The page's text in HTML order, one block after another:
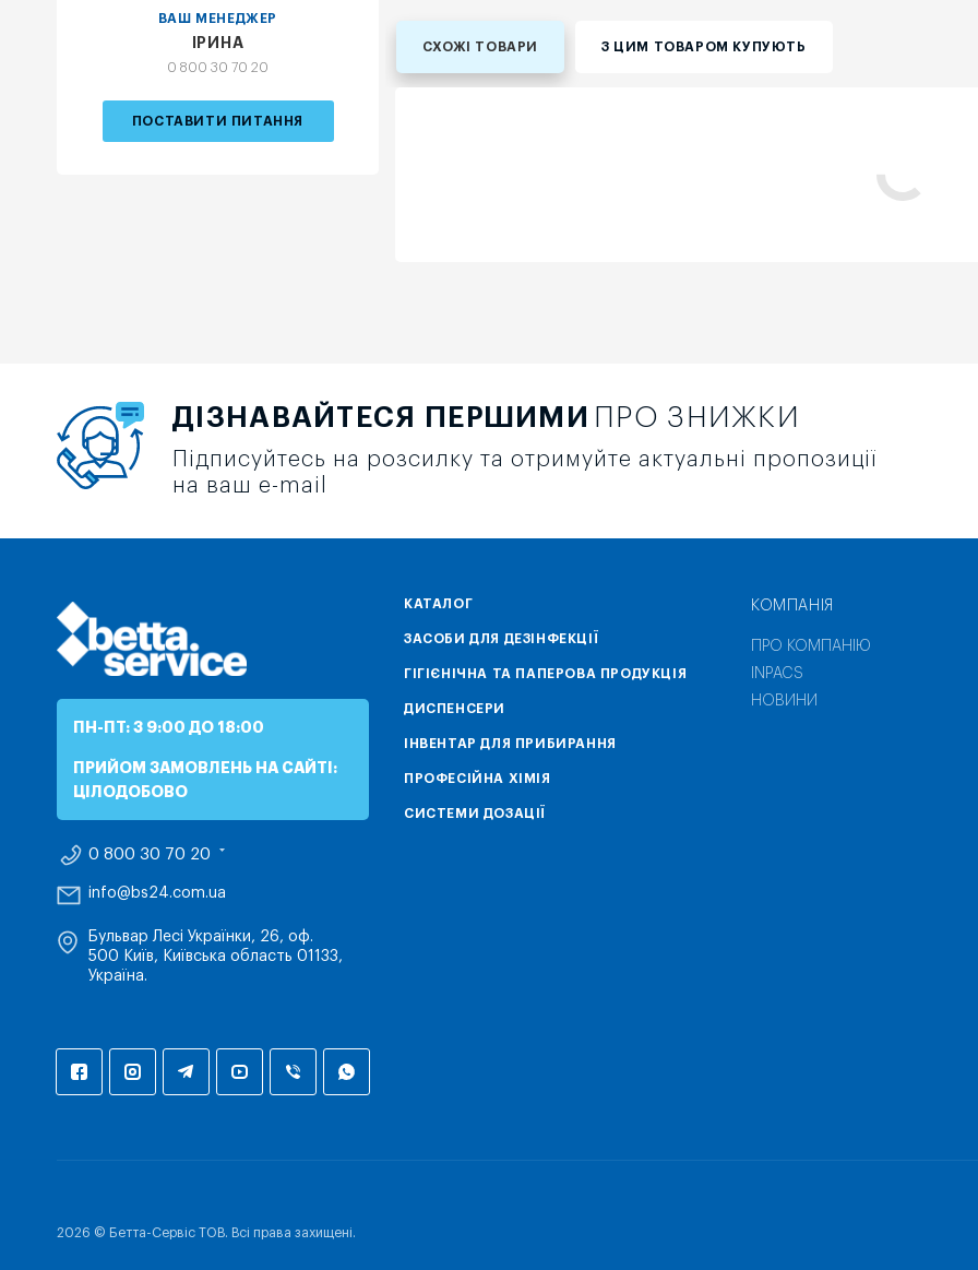
СХОЖІ ТОВАРИ З ЦИМ ТОВАРОМ КУПУЮТЬ
ВАШ МЕНЕДЖЕР
ІРИНА
0 800 30 70 20
ПОСТАВИТИ ПИТАННЯ
ДІЗНАВАЙТЕСЯ ПЕРШИМИ ПРО ЗНИЖКИ
Підписуйтесь на розсилку та отримуйте актуальні пропозиції
на ваш e-mail
ПН-ПТ: З 9:00 ДО 18:00
ПРИЙОМ ЗАМОВЛЕНЬ НА САЙТІ:
ЦІЛОДОБОВО
0 800 30 70 20
info@bs24.com.ua
Бульвар Лесі Українки, 26, оф.
500 Київ, Київська область 01133,
Україна.
КАТАЛОГ
ЗАСОБИ ДЛЯ ДЕЗІНФЕКЦІЇ
ГІГІЄНІЧНА ТА ПАПЕРОВА ПРОДУКЦІЯ
ДИСПЕНСЕРИ
ІНВЕНТАР ДЛЯ ПРИБИРАННЯ
ПРОФЕСІЙНА ХІМІЯ
СИСТЕМИ ДОЗАЦІЇ
КОМПАНІЯ
ПРО КОМПАНІЮ
INPACS
НОВИНИ
2026 © Бетта-Сервіс ТОВ. Всі права захищені.